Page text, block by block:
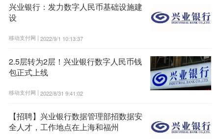
兴业银行：发力数字人民币基础设施建
设
移动支付网 | 2022/9/1 10:13:37
2.5层转为2层！兴业银行数字人民币钱
包正式上线
移动支付网 | 2022/8/31 9:41:02
【招聘】兴业银行数据管理部招数据安
全人才，工作地点在上海和福州